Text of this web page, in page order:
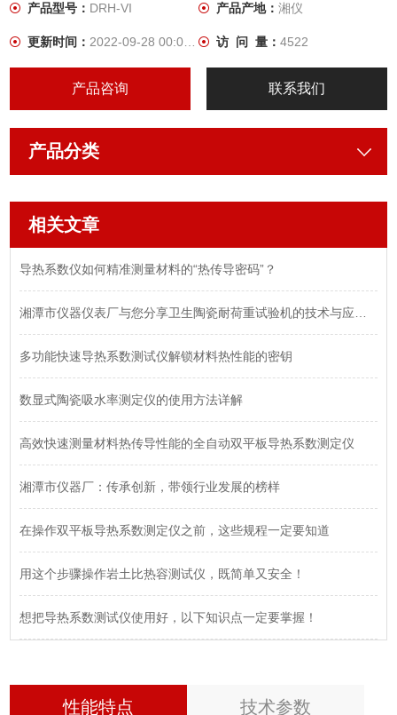
产品型号： DRH-VI 产品产地： 湘仪
更新时间：2022-09-28 00:00:00 访 问 量： 4522
产品咨询 联系我们
产品分类
相关文章
导热系数仪如何精准测量材料的“热传导密码”？
湘潭市仪器仪表厂与您分享卫生陶瓷耐荷重试验机的技术与应用价值
多功能快速导热系数测试仪解锁材料热性能的密钥
数显式陶瓷吸水率测定仪的使用方法详解
高效快速测量材料热传导性能的全自动双平板导热系数测定仪
湘潭市仪器厂：传承创新，带领行业发展的榜样
在操作双平板导热系数测定仪之前，这些规程一定要知道
用这个步骤操作岩土比热容测试仪，既简单又安全！
想把导热系数测试仪使用好，以下知识点一定要掌握！
性能特点 技术参数